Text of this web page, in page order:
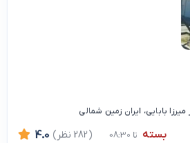
میرزا بابایی، ایران زمین شمالی
بسته تا 08:30 4.0 (282 نظر)